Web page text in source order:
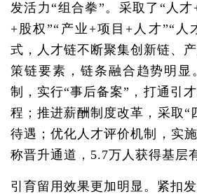
发活力“组合拳”。采取了“人才
+股权”“产业+项目+人才”“人
式，人才链不断聚集创新链、
策链要素，链条融合趋势明显
制，实行“事后备案”，打通引
程；推进薪酬制度改革，采取“
待遇；优化人才评价机制，实
称晋升通道，5.7万人获得基层
引育留用效果更加明显。紧扣